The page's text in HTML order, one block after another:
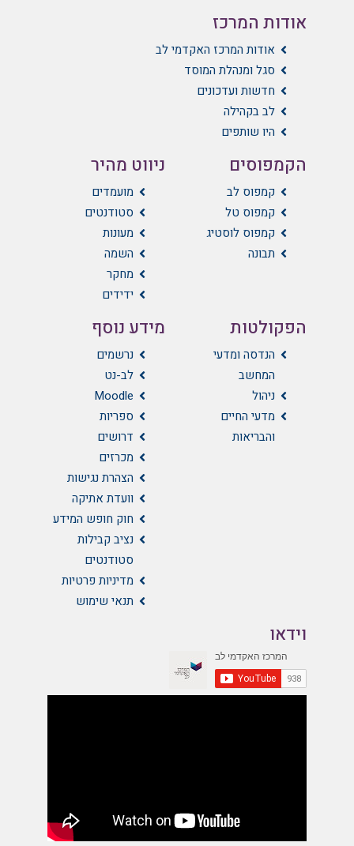
אודות המרכז
אודות המרכז האקדמי לב
סגל ומנהלת המוסד
חדשות ועדכונים
לב בקהילה
היו שותפים
הקמפוסים
קמפוס לב
קמפוס טל
קמפוס לוסטיג
תבונה
הפקולטות
הנדסה ומדעי
המחשב
ניהול
מדעי החיים
והבריאות
ניווט מהיר
מועמדים
סטודנטים
מעונות
השמה
מחקר
ידידים
מידע נוסף
נרשמים
לב-נט
Moodle
ספריות
דרושים
מכרזים
הצהרת נגישות
וועדת אתיקה
חוק חופש המידע
נציב קבילות
סטודנטים
מדיניות פרטיות
תנאי שימוש
וידאו